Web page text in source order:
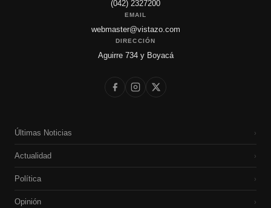
(042) 2327200
EMAIL
webmaster@vistazo.com
DIRECCIÓN
Aguirre 734 y Boyacá
Últimas Noticias ›
Actualidad ›
Política ›
Opinión ›